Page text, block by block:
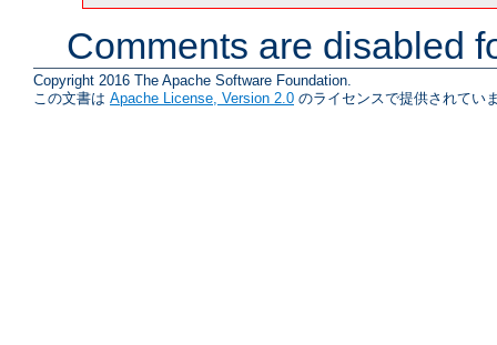
Comments are disabled
Copyright 2016 The Apache Software Foundation.
この文書は Apache License, Version 2.0 のライセンスで提供されてい